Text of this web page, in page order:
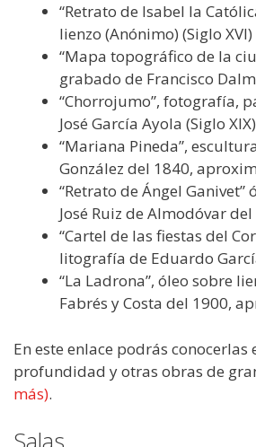
“Retrato de Isabel la
lienzo (Anónimo) (Siglo XVI)
“Mapa topográfico de la
grabado de Francisco
“Chorrojumo”, fotografía,
José García Ayola (Siglo XIX)
“Mariana Pineda”,
González del 1840,
“Retrato de Ángel
José Ruiz de Almodóvar del
“Cartel de las fiestas del
litografía de Eduardo
“La Ladrona”, óleo sobre
Fabrés y Costa del 1900,
En este enlace podrás conocerlas
profundidad y otras obras de
más).